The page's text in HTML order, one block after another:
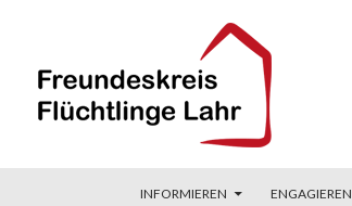
Freundeskreis Flüchtlinge Lahr
INFORMIEREN ENGAGIEREN